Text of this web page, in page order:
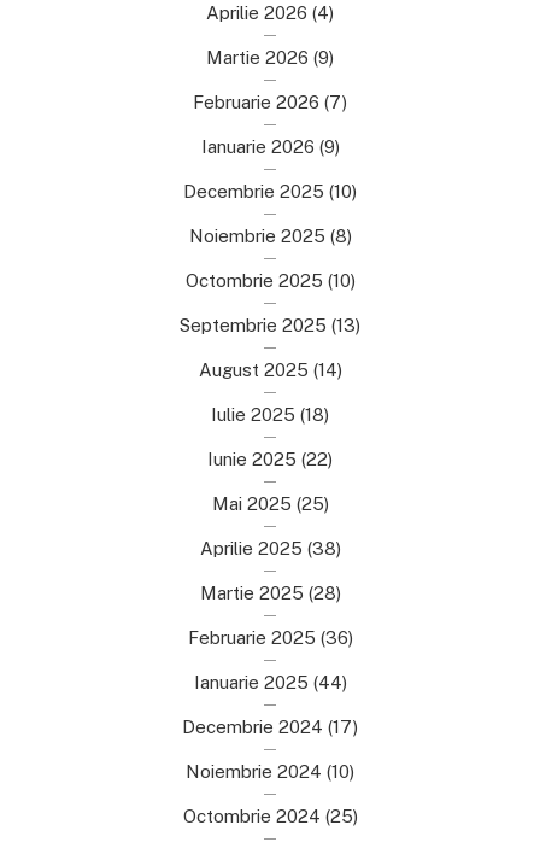
Aprilie 2026 (4)
Martie 2026 (9)
Februarie 2026 (7)
Ianuarie 2026 (9)
Decembrie 2025 (10)
Noiembrie 2025 (8)
Octombrie 2025 (10)
Septembrie 2025 (13)
August 2025 (14)
Iulie 2025 (18)
Iunie 2025 (22)
Mai 2025 (25)
Aprilie 2025 (38)
Martie 2025 (28)
Februarie 2025 (36)
Ianuarie 2025 (44)
Decembrie 2024 (17)
Noiembrie 2024 (10)
Octombrie 2024 (25)